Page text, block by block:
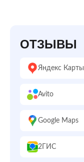
ОТЗЫВЫ
Яндекс Карты
Avito
Google Maps
2ГИС